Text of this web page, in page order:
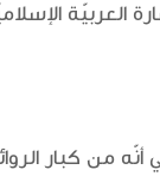
العربيّة
من كبار